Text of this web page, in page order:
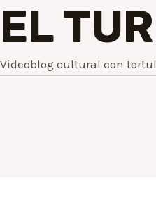
EL
Videoblog cultural con